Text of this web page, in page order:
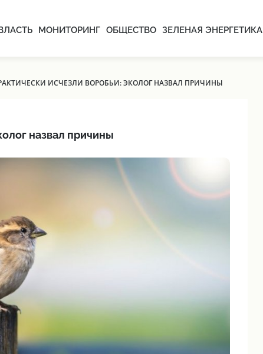
МОНИТОРИНГ ОБЩЕСТВО ЗЕЛЕНАЯ ЭНЕРГЕТИКА
ИСЧЕЗЛИ ВОРОБЬИ: ЭКОЛОГ НАЗВАЛ ПРИЧИНЫ
назвал причины